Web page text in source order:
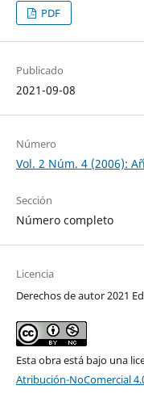
PDF
Publicado
2021-09-08
Número
Vol. 2 Núm. 4 (2006):
Sección
Número completo
Licencia
Derechos de autor 2021
Esta obra está bajo una
Atribución-NoComercial